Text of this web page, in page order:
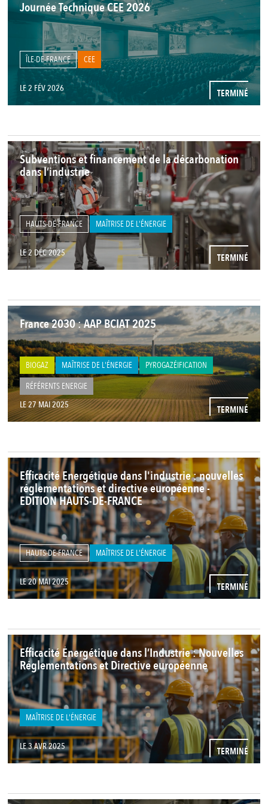
Journée Technique CEE 2026
ÎLE-DE-FRANCE CEE
LE 2 FÉV 2026 TERMINÉ
Subventions et financement de la décarbonation
dans l’industrie
HAUTS-DE-FRANCE MAÎTRISE DE L'ÉNERGIE
LE 2 DÉC 2025 TERMINÉ
France 2030 : AAP BCIAT 2025
BIOGAZ MAÎTRISE DE L'ÉNERGIE
PYROGAZÉIFICATION
RÉFÉRENTS ENERGIE
LE 27 MAI 2025
TERMINÉ
Efficacité Energétique dans l'industrie : nouvelles
réglementations et directive européenne -
EDITION HAUTS-DE-FRANCE
HAUTS-DE-FRANCE MAÎTRISE DE L'ÉNERGIE
LE 20 MAI 2025 TERMINÉ
Efficacité Énergétique dans l’Industrie : Nouvelles
Réglementations et Directive européenne
MAÎTRISE DE L'ÉNERGIE
LE 3 AVR 2025 TERMINÉ